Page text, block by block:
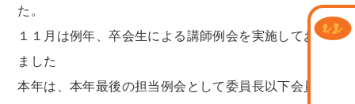
た。
１１月は例年、卒会生による講師例会を実施しており
ました
本年は、本年最後の担当例会として委員長以下会員に